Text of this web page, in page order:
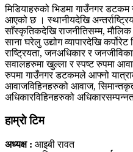
मिडियाहरुको भिडमा गाउँनगर
आएको छ । स्थानीयदेखि
साँस्कृतिकदेखि राजनीतिसम्म, मौलिक
साना घरेलु उद्योग व्यापारदेखि
राष्ट्रियता, जनअधिकार र
सवालहरुमा खुल्ला र स्पष्ट रुपमा
रुपमा गाउँनगर डटकमले आफ्नो
आवाजविहिनहरुको आवाज,
अधिकारविहिनहरुको
हाम्राे टिम
अध्यक्ष : आइबी रावत